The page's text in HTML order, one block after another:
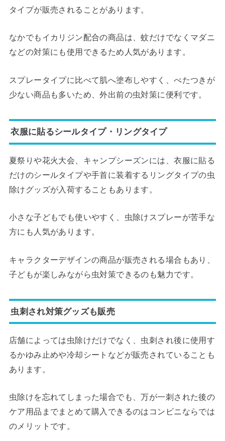
タイプが販売されることがあります。
なかでもイカリジン配合の商品は、蚊だけでなくマダニ
などの対策にも使用できるため人気があります。
スプレータイプに比べて肌へ塗布しやすく、べたつきが
少ない商品も多いため、外出前の虫対策に便利です。
衣服に貼るシールタイプ・リングタイプ
夏祭りや花火大会、キャンプシーズンには、衣服に貼る
だけのシールタイプや手首に装着するリングタイプの虫
除けグッズが入荷することもあります。
小さな子どもでも使いやすく、虫除けスプレーが苦手な
方にも人気があります。
キャラクターデザインの商品が販売される場合もあり、
子どもが楽しみながら虫対策できるのも魅力です。
虫刺され対策グッズも販売
店舗によっては虫除けだけでなく、虫刺され後に使用す
るかゆみ止めや冷却シートなどが販売されていることも
あります。
虫除けを忘れてしまった場合でも、万が一刺された後の
ケア用品までまとめて購入できるのはコンビニならでは
のメリットです。